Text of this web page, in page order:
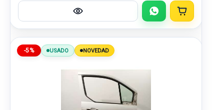
-5% USADO NOVEDAD